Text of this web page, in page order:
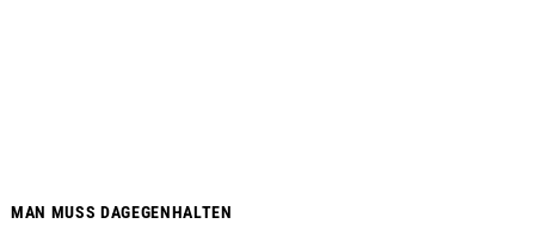
MAN MUSS DAGEGENHALTEN